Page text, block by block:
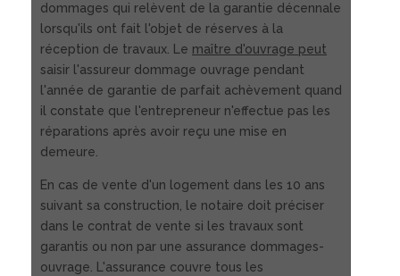
dommages qui relèvent de la garantie décennale
lorsqu'ils ont fait l'objet de réserves à la
réception de travaux. Le maître d'ouvrage peut
saisir l'assureur dommage ouvrage pendant
l'année de garantie de parfait achèvement quand
il constate que l'entrepreneur n'effectue pas les
réparations après avoir reçu une mise en
demeure.
En cas de vente d'un logement dans les 10 ans
suivant sa construction, le notaire doit préciser
dans le contrat de vente si les travaux sont
garantis ou non par une assurance dommages-
ouvrage. L'assurance couvre tous les